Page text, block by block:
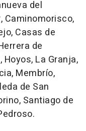
del
Caminomorisco,
Casas de
de
La Granja,
Membrío,
de San
Santiago de